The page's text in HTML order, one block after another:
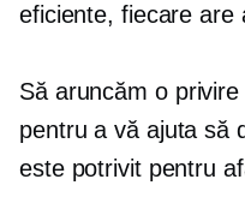
eficiente, fiecare are
Să aruncăm o
pentru a vă ajuta să
este potrivit pentru